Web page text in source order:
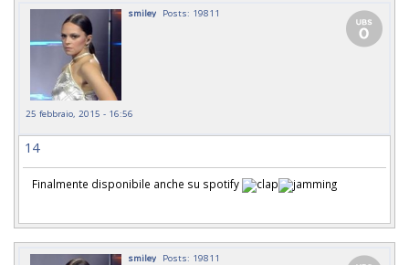
smiley Posts: 19811
25 febbraio, 2015 - 16:56
14
Finalmente disponibile anche su spotify
smiley Posts: 19811